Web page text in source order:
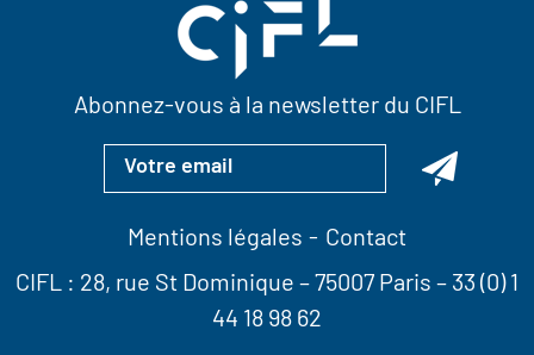
Abonnez-vous à la newsletter du CIFL
Mentions légales
Contact
CIFL : 28, rue St Dominique – 75007 Paris – 33 (0) 1
44 18 98 62